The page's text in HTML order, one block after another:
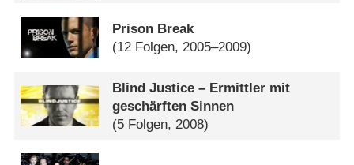
Prison Break
(12 Folgen, 2005–2009)
Blind Justice – Ermittler mit
geschärften Sinnen
(5 Folgen, 2008)